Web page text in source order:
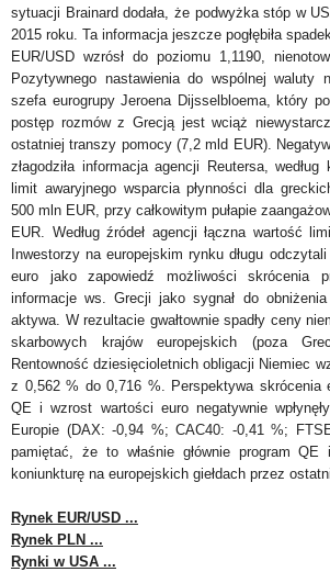
sytuacji Brainard dodała, że podwyżka stóp w
2015 roku. Ta informacja jeszcze pogłębiła
EUR/USD wzrósł do poziomu 1,1190,
Pozytywnego nastawienia do wspólnej waluty
szefa eurogrupy Jeroena Dijsselbloema, który
postęp rozmów z Grecją jest wciąż
ostatniej transzy pomocy (7,2 mld EUR).
złagodziła informacja agencji Reutersa,
limit awaryjnego wsparcia płynności dla
500 mln EUR, przy całkowitym pułapie
EUR. Według źródeł agencji łączna wartość
Inwestorzy na europejskim rynku długu
euro jako zapowiedź możliwości skrócenia
informacje ws. Grecji jako sygnał do
aktywa. W rezultacie gwałtownie spadły ceny
skarbowych krajów europejskich (poza
Rentowność dziesięcioletnich obligacji Niemiec
z 0,562 % do 0,716 %. Perspektywa skrócenia
QE i wzrost wartości euro negatywnie
Europie (DAX: -0,94 %; CAC40: -0,41 %;
pamiętać, że to właśnie głównie program QE
koniunkturę na europejskich giełdach przez
Rynek EUR/USD ...
Rynek PLN ...
Rynki w USA ...